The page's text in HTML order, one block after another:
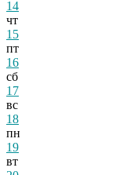
14
чт
15
пт
16
сб
17
вс
18
пн
19
вт